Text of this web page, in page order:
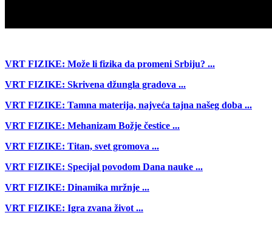
VRT FIZIKE: Može li fizika da promeni Srbiju? ...
VRT FIZIKE: Skrivena džungla gradova ...
VRT FIZIKE: Tamna materija, najveća tajna našeg doba ...
VRT FIZIKE: Mehanizam Božje čestice ...
VRT FIZIKE: Titan, svet gromova ...
VRT FIZIKE: Specijal povodom Dana nauke ...
VRT FIZIKE: Dinamika mržnje ...
VRT FIZIKE: Igra zvana život ...